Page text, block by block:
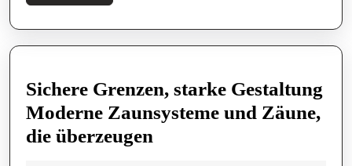
die
richtige
More
Sichere Grenzen, starke Gestaltung
Moderne Zaunsysteme und Zäune,
die überzeugen